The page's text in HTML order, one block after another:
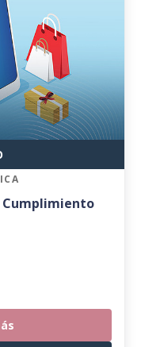
Cumplimiento